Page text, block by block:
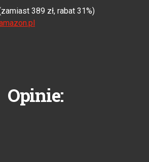
389 zł, rabat 31%)
Opinie: